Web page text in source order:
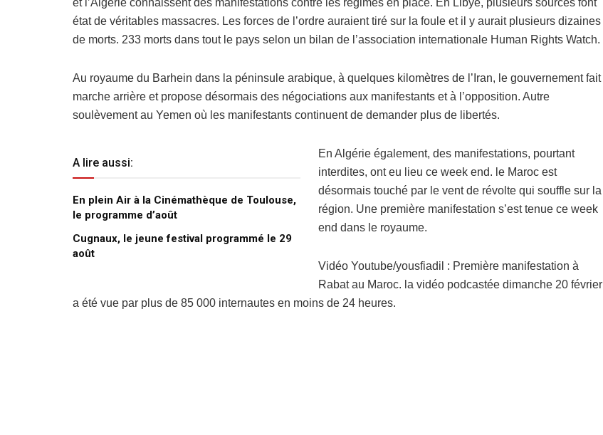
état de véritables massacres. Les forces de l’ordre auraient tiré sur la foule et il y aurait plusieurs dizaines
de morts. 233 morts dans tout le pays selon un bilan de l’association internationale Human Rights Watch.
Au royaume du Barhein dans la péninsule arabique, à quelques kilomètres de l’Iran, le gouvernement fait
marche arrière et propose désormais des négociations aux manifestants et à l’opposition. Autre
soulèvement au Yemen où les manifestants continuent de demander plus de libertés.
A lire aussi:
En plein Air à la Cinémathèque de Toulouse,
le programme d’août
Cugnaux, le jeune festival programmé le 29
août
En Algérie également, des manifestations, pourtant
interdites, ont eu lieu ce week end. le Maroc est
désormais touché par le vent de révolte qui souffle sur la
région. Une première manifestation s’est tenue ce week
end dans le royaume.
Vidéo Youtube/yousfiadil : Première manifestation à
Rabat au Maroc. la vidéo podcastée dimanche 20 février
a été vue par plus de 85 000 internautes en moins de 24 heures.